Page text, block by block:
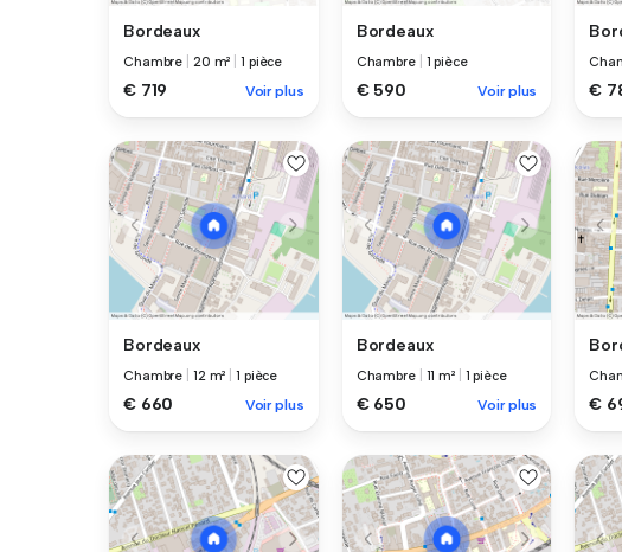
Bordeaux
Chambre 20 m² |1 pièce
€ 719 Voir plus
Bordeaux
Chambre 1 pièce
€ 590 Voir plus €
Bordeaux
Chambre 12 m² |1 pièce
€ 660 Voir plus
Bordeaux
Chambre 11 m² 1 pièce
€ 650 Voir plus €